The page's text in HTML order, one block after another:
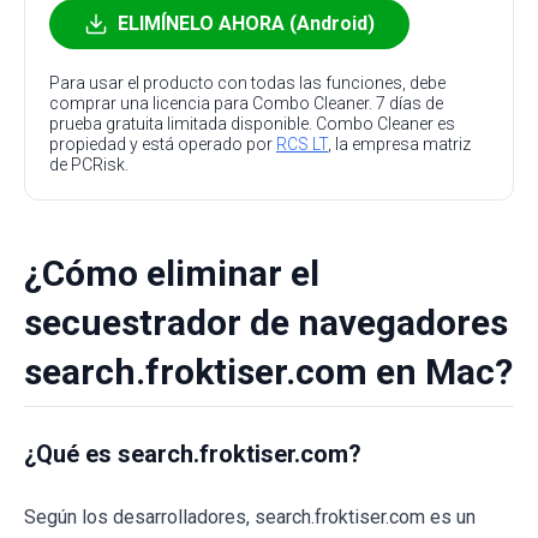
ELIMÍNELO AHORA (Android)
Para usar el producto con todas las funciones, debe
comprar una licencia para Combo Cleaner. 7 días de
prueba gratuita limitada disponible. Combo Cleaner es
propiedad y está operado por RCS LT, la empresa matriz
de PCRisk.
¿Cómo eliminar el
secuestrador de navegadores
search.froktiser.com en Mac?
¿Qué es search.froktiser.com?
Según los desarrolladores, search.froktiser.com es un